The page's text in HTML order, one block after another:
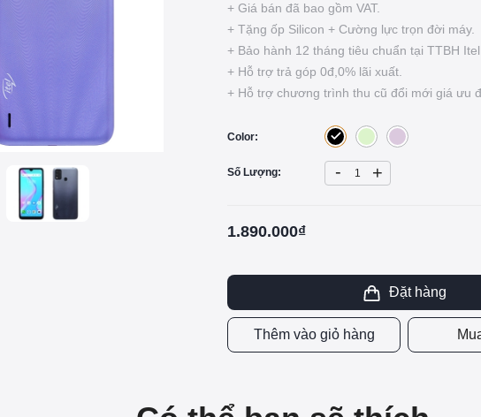
+ Giá bán đã bao gồm VAT.
+ Tặng ốp Silicon + Cường lực trọn đời máy.
+ Bảo hành 12 tháng tiêu chuẩn tại TTBH
+ Hỗ trợ trả góp 0đ,0% lãi xuất.
+ Hỗ trợ chương trình thu cũ đổi mới giá ưu
Color:
Số Lượng: - +
1.890.000₫
Đặt hàng
Thêm vào giỏ hàng